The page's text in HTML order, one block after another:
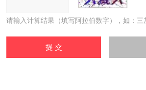
请输入计算结果（填写阿拉伯数字），如：三